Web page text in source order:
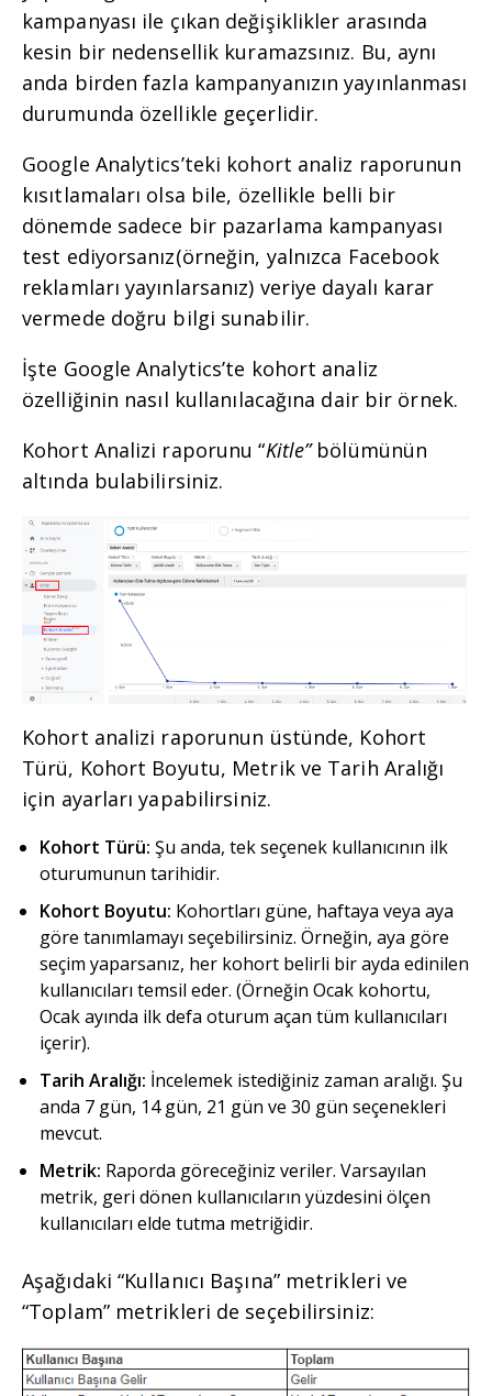
kampanyası ile çıkan değişiklikler arasında
kesin bir nedensellik kuramazsınız. Bu, aynı
anda birden fazla kampanyanızın yayınlanması
durumunda özellikle geçerlidir.
Google Analytics’teki kohort analiz raporunun
kısıtlamaları olsa bile, özellikle belli bir
dönemde sadece bir pazarlama kampanyası
test ediyorsanız(örneğin, yalnızca Facebook
reklamları yayınlarsanız) veriye dayalı karar
vermede doğru bilgi sunabilir.
İşte Google Analytics’te kohort analiz
özelliğinin nasıl kullanılacağına dair bir örnek.
Kohort Analizi raporunu “Kitle” bölümünün
altında bulabilirsiniz.
Kohort analizi raporunun üstünde, Kohort
Türü, Kohort Boyutu, Metrik ve Tarih Aralığı
için ayarları yapabilirsiniz.
Kohort Türü: Şu anda, tek seçenek kullanıcının ilk
oturumunun tarihidir.
Kohort Boyutu: Kohortları güne, haftaya veya aya
göre tanımlamayı seçebilirsiniz. Örneğin, aya göre
seçim yaparsanız, her kohort belirli bir ayda edinilen
kullanıcıları temsil eder. (Örneğin Ocak kohortu,
Ocak ayında ilk defa oturum açan tüm kullanıcıları
içerir).
Tarih Aralığı: İncelemek istediğiniz zaman aralığı. Şu
anda 7 gün, 14 gün, 21 gün ve 30 gün seçenekleri
mevcut.
Metrik: Raporda göreceğiniz veriler. Varsayılan
metrik, geri dönen kullanıcıların yüzdesini ölçen
kullanıcıları elde tutma metriğidir.
Aşağıdaki “Kullanıcı Başına” metrikleri ve
“Toplam” metrikleri de seçebilirsiniz: